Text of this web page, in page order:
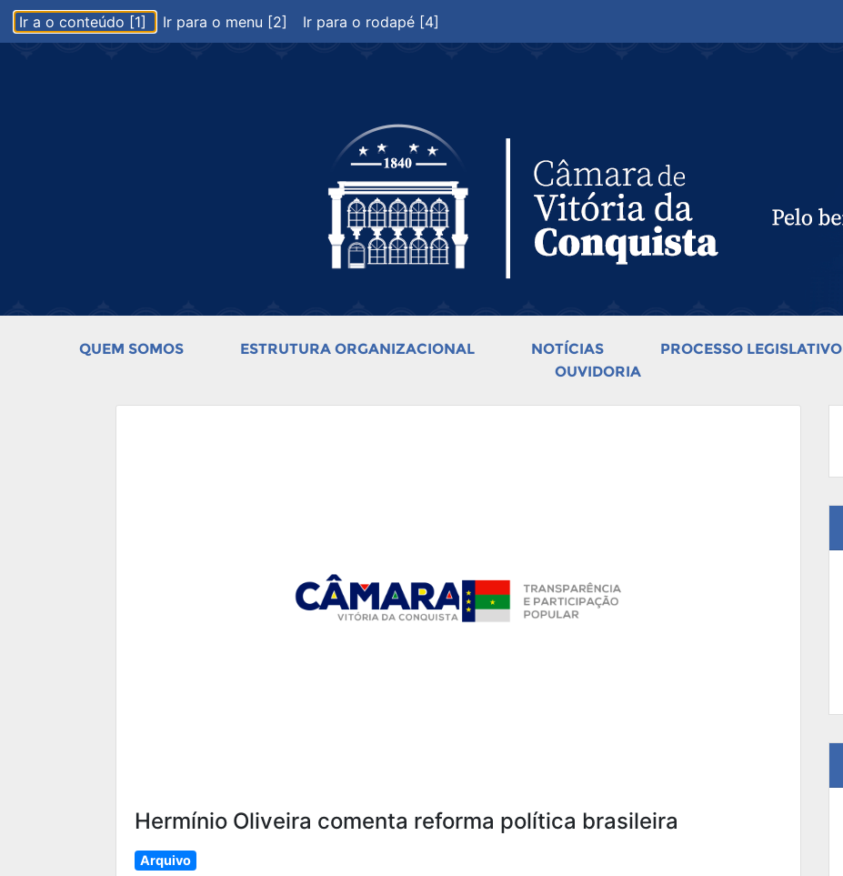
Ir a o conteúdo [1] Ir para o menu [2] Ir para o rodapé [4]
QUEM SOMOS ESTRUTURA ORGANIZACIONAL NOTÍCIAS PROCESSO LEGISLATIVO
OUVIDORIA
Hermínio Oliveira comenta reforma política brasileira
Arquivo